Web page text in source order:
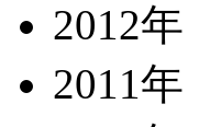
2012年
2011年